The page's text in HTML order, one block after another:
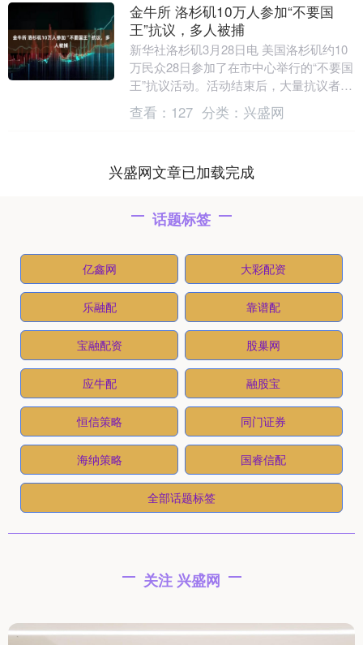
金牛所 洛杉矶10万人参加“不要国
王”抗议，多人被捕
新华社洛杉矶3月28日电 美国洛杉矶约10
万民众28日参加了在市中心举行的“不要国
王”抗议活动。活动结束后，大量抗议者仍
聚集在一处联邦机构外，警方清场导致多
人遭....
查看： 127 分类： 兴盛网
兴盛网文章已加载完成
话题标签
亿鑫网 大彩配资
乐融配 靠谱配
宝融配资 股巢网
应牛配 融股宝
恒信策略 同门证券
海纳策略 国睿信配
全部话题标签
关注 兴盛网